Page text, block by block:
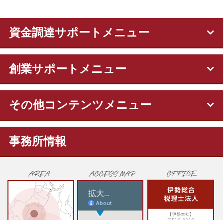
資金調達サポートメニュー
創業サポートメニュー
その他コンテンツメニュー
事務所情報